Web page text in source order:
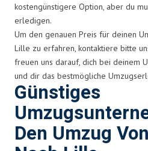
kostengünstigere Option, aber du
erledigen.
Um den genauen Preis für deinen
Lille zu erfahren, kontaktiere bitte
freuen uns darauf, dich bei deinem
und dir das bestmögliche
Günstiges
Den Umzug